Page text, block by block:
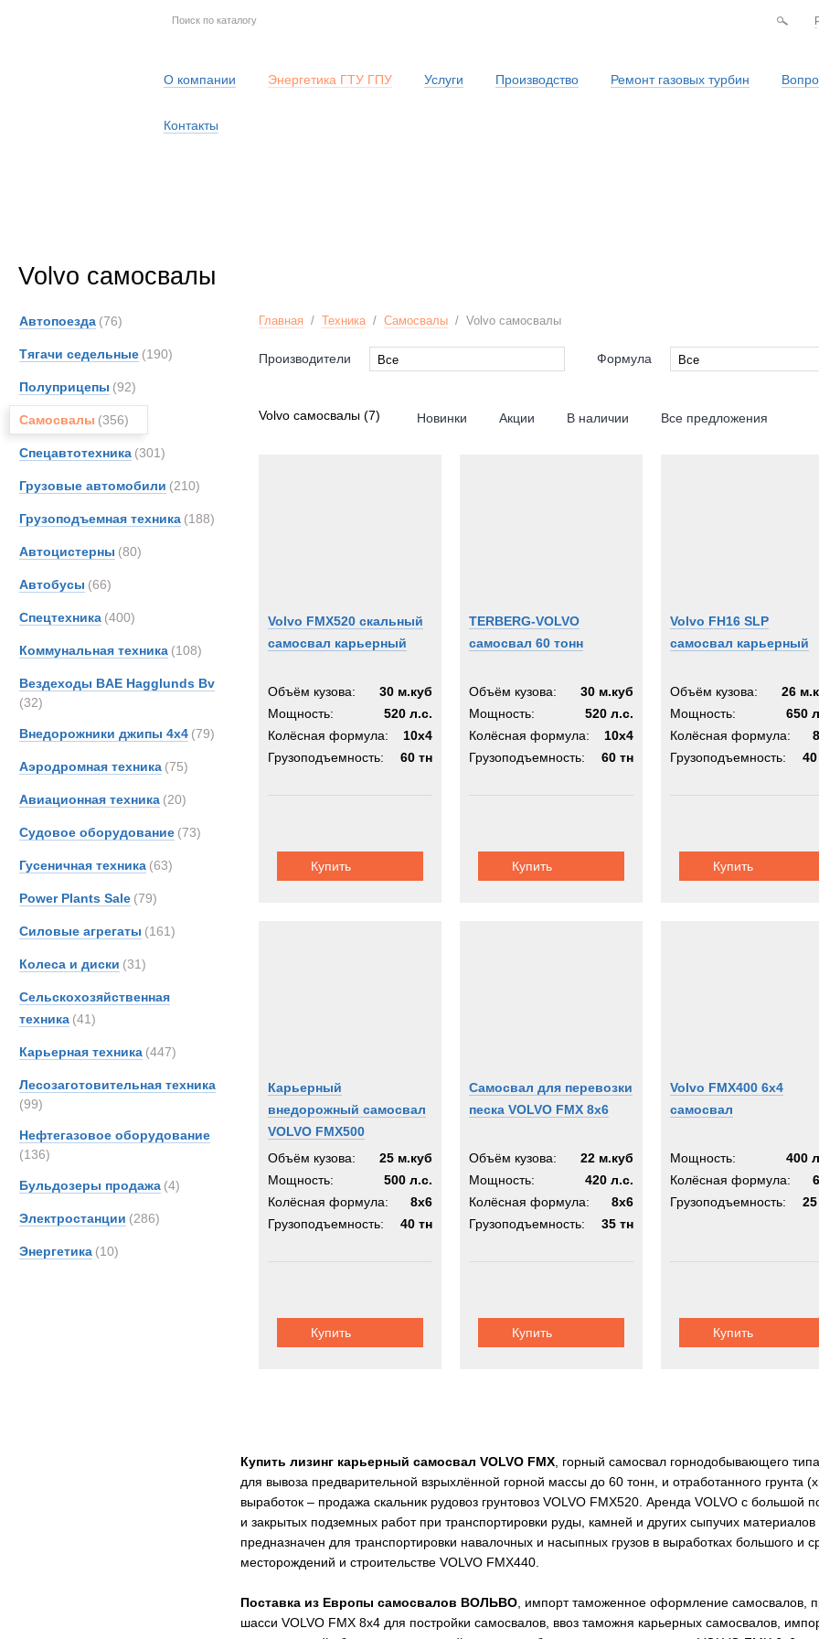
О компании Энергетика ГТУ ГПУ Услуги Производство Ремонт газовых турбин
Контакты
Volvo самосвалы
Автопоезда (76)
Тягачи седельные (190)
Полуприцепы (92)
Самосвалы (356)
Спецавтотехника (301)
Грузовые автомобили (210)
Грузоподъемная техника (188)
Автоцистерны (80)
Автобусы (66)
Спецтехника (400)
Коммунальная техника (108)
Вездеходы BAE Hagglunds Bv
(32)
Внедорожники джипы 4х4 (79)
Аэродромная техника (75)
Авиационная техника (20)
Судовое оборудование (73)
Гусеничная техника (63)
Power Plants Sale (79)
Силовые агрегаты (161)
Колеса и диски (31)
Сельскохозяйственная
техника (41)
Карьерная техника (447)
Лесозаготовительная техника
(99)
Нефтегазовое оборудование
(136)
Бульдозеры продажа (4)
Электростанции (286)
Энергетика (10)
Главная / Техника/ Самосвалы / Volvo самосвалы
Производители
Все
Volvo
Формула
Все
Volvo самосвалы (7) Новинки Акции В наличии Все предложения
Volvo FMX520 скальный
самосвал карьерный
Объём кузова:
30 м.куб
Мощность:
520 л.с.
Колёсная формула:
10x4
Грузоподъемность:
60 тн
Купить
TERBERG-VOLVO
самосвал 60 тонн
Объём кузова:
30 м.куб
Мощность:
520 л.с.
Колёсная формула:
10x4
Грузоподъемность:
60 тн
Купить
Volvo FH16 SLP
самосвал карьерный
Объём кузова:
26
Мощность:
650
Колёсная формула:
Грузоподъемность:
Купить
Карьерный
внедорожный самосвал
VOLVO FMX500
Объём кузова:
25 м.куб
Мощность:
500 л.с.
Колёсная формула:
8x6
Грузоподъемность:
40 тн
Купить
Самосвал для перевозки
песка VOLVO FMX 8x6
Объём кузова:
22 м.куб
Мощность:
420 л.с.
Колёсная формула:
8x6
Грузоподъемность:
35 тн
Купить
Volvo FMX400 6x4
самосвал
Мощность:
400
Колёсная формула:
Грузоподъемность:
Купить
Купить лизинг карьерный самосвал VOLVO FMX , горный самосвал горнодобывающего
для вывоза предварительной взрыхлённой горной массы до 60 тонн, и отработанного грунта
выработок – продажа скальник рудовоз грунтовоз VOLVO FMX520. Аренда VOLVO с большой
и закрытых подземных работ при транспортировки руды, камней и других сыпучих
предназначен для транспортировки навалочных и насыпных грузов в выработках большого
месторождений и строительстве VOLVO FMX440.
Поставка из Европы самосвалов ВОЛЬВО , импорт таможенное оформление самосвалов,
шасси VOLVO FMX 8x4 для постройки самосвалов, ввоз таможня карьерных самосвалов,